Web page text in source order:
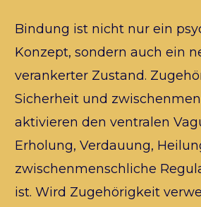
Bindung ist nicht nur ein
Konzept, sondern auch ein
verankerter Zustand.
Sicherheit und
aktivieren den ventralen
Erholung, Verdauung,
zwischenmenschliche
ist. Wird Zugehörigkeit